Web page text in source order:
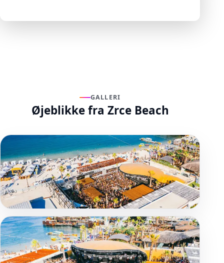
GALLERI
Øjeblikke fra Zrce Beach